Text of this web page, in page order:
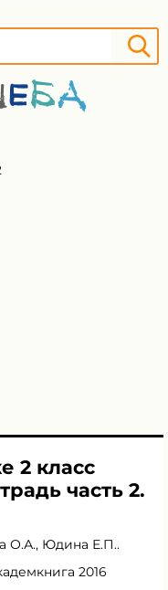
2 класс
часть 2.
О.А., Юдина Е.П..
2016